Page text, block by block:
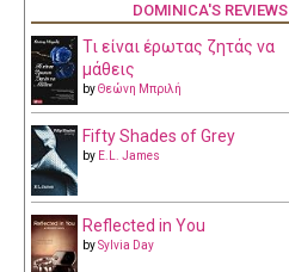
DOMINICA'S REVIEWS
Τι είναι έρωτας ζητάς να
μάθεις
byΘεώνη Μπριλή
Fifty Shades of Grey
by E.L. James
Reflected in You
bySylvia Day